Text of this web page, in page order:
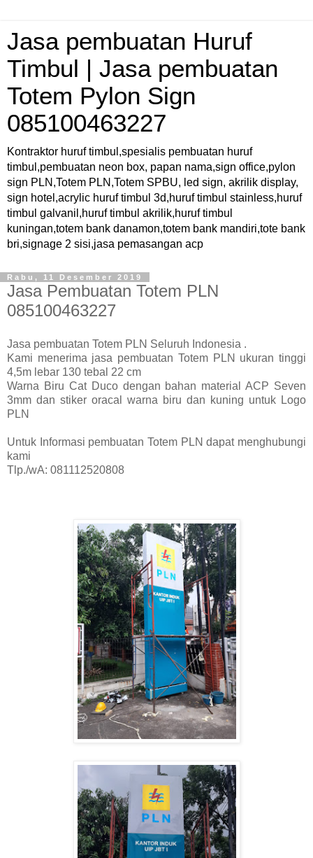
Jasa pembuatan Huruf
Timbul | Jasa pembuatan
Totem Pylon Sign
085100463227
Kontraktor huruf timbul,spesialis pembuatan huruf
timbul,pembuatan neon box, papan nama,sign office,pylon
sign PLN,Totem PLN,Totem SPBU, led sign, akrilik display,
sign hotel,acrylic huruf timbul 3d,huruf timbul stainless,huruf
timbul galvanil,huruf timbul akrilik,huruf timbul
kuningan,totem bank danamon,totem bank mandiri,tote bank
bri,signage 2 sisi,jasa pemasangan acp
Rabu, 11 Desember 2019
Jasa Pembuatan Totem PLN
085100463227
Jasa pembuatan Totem PLN Seluruh Indonesia .
Kami menerima jasa pembuatan Totem PLN ukuran tinggi
4,5m lebar 130 tebal 22 cm
Warna Biru Cat Duco dengan bahan material ACP Seven
3mm dan stiker oracal warna biru dan kuning untuk Logo
PLN
Untuk Informasi pembuatan Totem PLN dapat menghubungi
kami
Tlp./wA: 081112520808